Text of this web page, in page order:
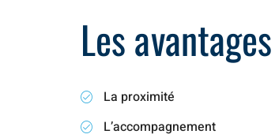
Les
La proximité
L’accompagnement